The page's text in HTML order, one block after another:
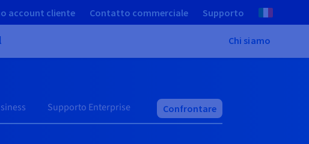
account cliente Contatto commerciale Supporto
Chi siamo
Supporto Enterprise Confrontare